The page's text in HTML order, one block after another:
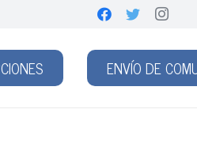
ENVÍO DE